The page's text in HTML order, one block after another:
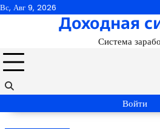
Перейти
Вс, Авг 9, 2026
Доходная
Система
Войти